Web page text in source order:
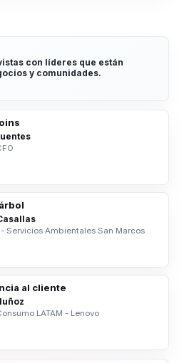
con líderes que están
y comunidades.
Servicios Ambientales San Marcos
al cliente
LATAM - Lenovo